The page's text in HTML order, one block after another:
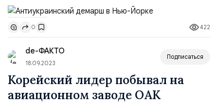
анимированного украинского флага. Этот баннер был
размещен на рекламной площадке на высотном
здании, расположенном на одной из самых оживлённых
улиц американского Нью-Йорка, в честь визита главы
киевского режима Владимира Зеленского на
Генассамблею О...
0 422
de-ФАКТО
18.09.2023
Подписаться
Корейский лидер побывал на
авиационном заводе ОАК